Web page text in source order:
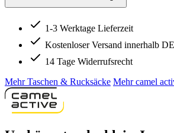
1-3 Werktage Lieferzeit
Kostenloser Versand innerhalb DE
14 Tage Widerrufsrecht
Mehr Taschen & Rucksäcke Mehr camel